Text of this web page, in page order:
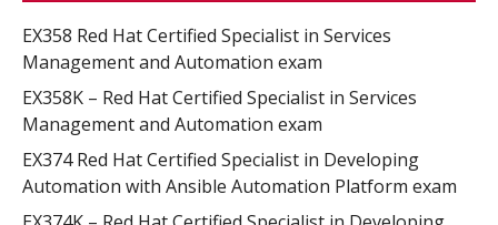
EX358 Red Hat Certified Specialist in Services
Management and Automation exam
EX358K – Red Hat Certified Specialist in Services
Management and Automation exam
EX374 Red Hat Certified Specialist in Developing
Automation with Ansible Automation Platform exam